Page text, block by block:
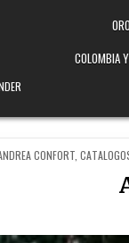
ORO
COLOMBIA
CONFORT,